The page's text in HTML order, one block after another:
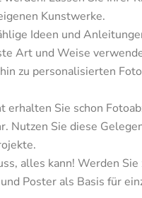
Kunstwerke.
Ideen und
Art und Weise
zu personalisierten
erhalten Sie schon
Nutzen Sie diese
alles kann! Werden
Poster als Basis für